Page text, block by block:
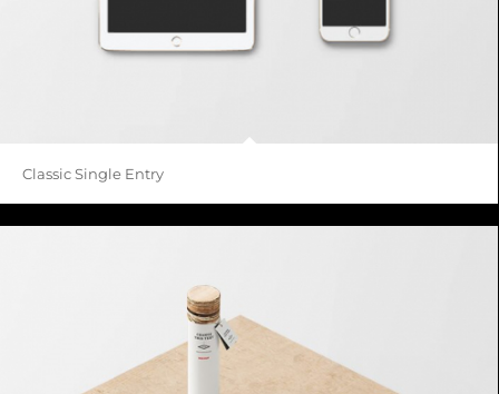
Classic Single Entry